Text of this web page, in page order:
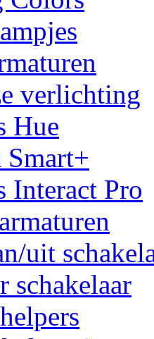
verlichting
Hue
Smart+
Interact Pro
uit
schakelaar